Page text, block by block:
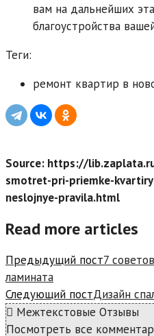
вам на дальнейших
благоустройства
Теги:
ремонт квартир в
Source: https://
smotret-pri-priemke-
neslojnye-pravila.html
Read more articles
Предыдущий пост7
ламината
Следующий постДизайн
Межтекстовые Отзывы
Посмотреть все